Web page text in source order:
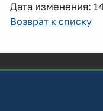
Дата изменения:
Возврат к списку